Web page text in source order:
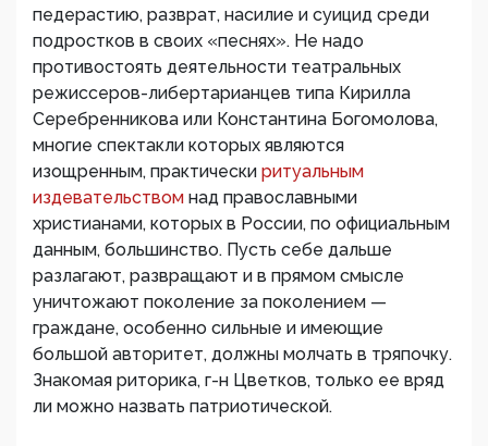
педерастию, разврат, насилие и суицид среди
подростков в своих «песнях». Не надо
противостоять деятельности театральных
режиссеров-либертарианцев типа Кирилла
Серебренникова или Константина Богомолова,
многие спектакли которых являются
изощренным, практически ритуальным
издевательством над православными
христианами, которых в России, по официальным
данным, большинство. Пусть себе дальше
разлагают, развращают и в прямом смысле
уничтожают поколение за поколением —
граждане, особенно сильные и имеющие
большой авторитет, должны молчать в тряпочку.
Знакомая риторика, г-н Цветков, только ее вряд
ли можно назвать патриотической.